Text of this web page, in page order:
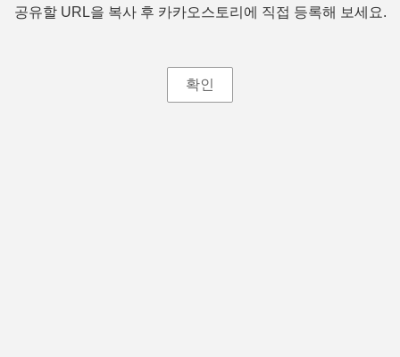
공유할 URL을 복사 후 카카오스토리에 직접 등록해 보세요.
확인